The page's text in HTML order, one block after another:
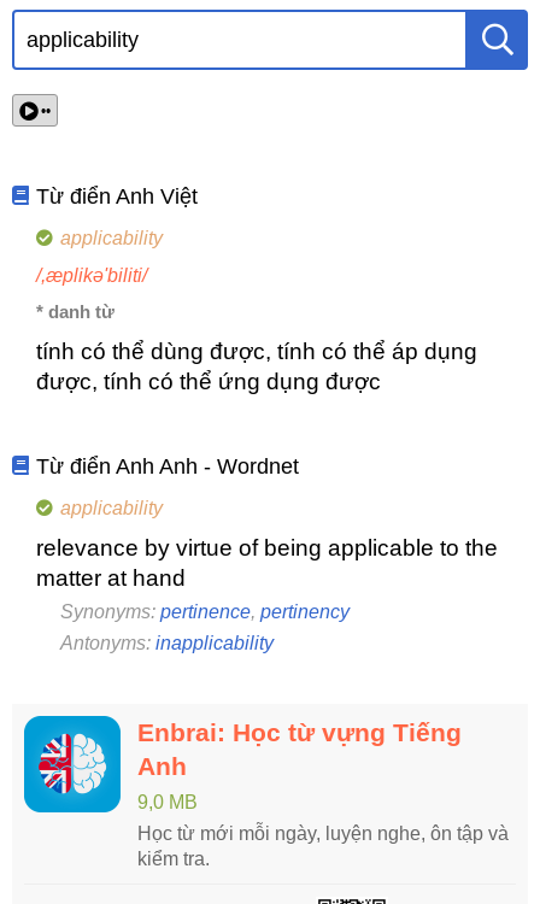
••
Từ điển Anh Việt
applicability
/,æplikə'biliti/
* danh từ
tính có thể dùng được, tính có thể áp dụng
được, tính có thể ứng dụng được
Từ điển Anh Anh - Wordnet
applicability
relevance by virtue of being applicable to the
matter at hand
Synonyms: pertinence, pertinency
Antonyms: inapplicability
Enbrai: Học từ vựng Tiếng
Anh
9,0 MB
Học từ mới mỗi ngày, luyện nghe, ôn tập và
kiểm tra.